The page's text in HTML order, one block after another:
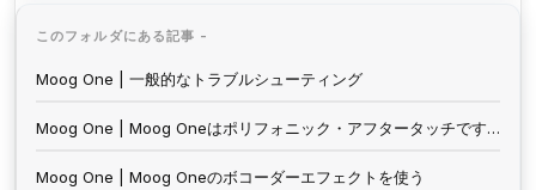
このフォルダにある記事 -
Moog One | 一般的なトラブルシューティング
Moog One | Moog Oneはポリフォニック・アフタータッチですか？
Moog One | Moog Oneのボコーダーエフェクトを使う